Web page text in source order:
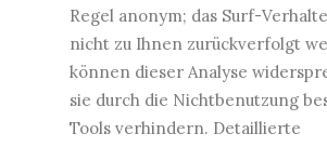
Regel anonym; das Surf-
nicht zu Ihnen zurückverfolgt
können dieser Analyse
sie durch die Nichtbenutzung
Tools verhindern. Detaillierte